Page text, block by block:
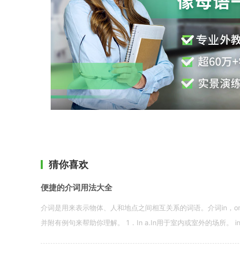
猜你喜欢
便捷的介词用法大全
介词是用来表示物体、人和地点之间相互关系的词语。介词in，
并附有例句来帮助你理解。 1．In a.In用于室内或室外的场所。